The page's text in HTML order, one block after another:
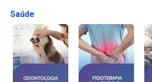
Saúde